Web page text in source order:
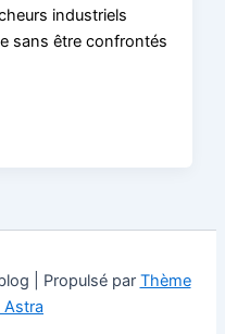
industriels
sans être confrontés
| Propulsé par Thème
Astra